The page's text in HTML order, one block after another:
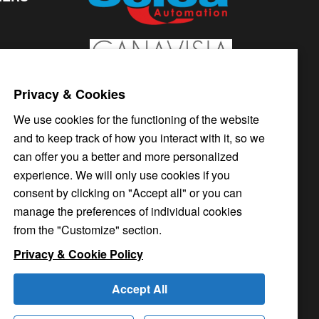
Privacy & Cookies
We use cookies for the functioning of the website
and to keep track of how you interact with it, so we
can offer you a better and more personalized
experience. We will only use cookies if you
consent by clicking on "Accept all" or you can
manage the preferences of individual cookies
from the "Customize" section.
Privacy & Cookie Policy
Accept All